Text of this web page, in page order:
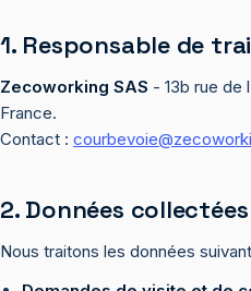
1. Responsable de
Zecoworking SAS - 13b rue de
France.
Contact :
2. Données collectées
Nous traitons les données